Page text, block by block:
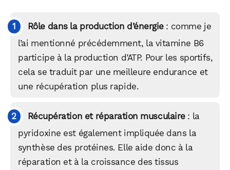
Rôle dans la production d’énergie: comme je
l’ai mentionné précédemment, la vitamine B6
participe à la production d’ATP. Pour les sportifs,
cela se traduit par une meilleure endurance et
une récupération plus rapide.
Récupération et réparation musculaire: la
pyridoxine est également impliquée dans la
synthèse des protéines. Elle aide donc à la
réparation et à la croissance des tissus